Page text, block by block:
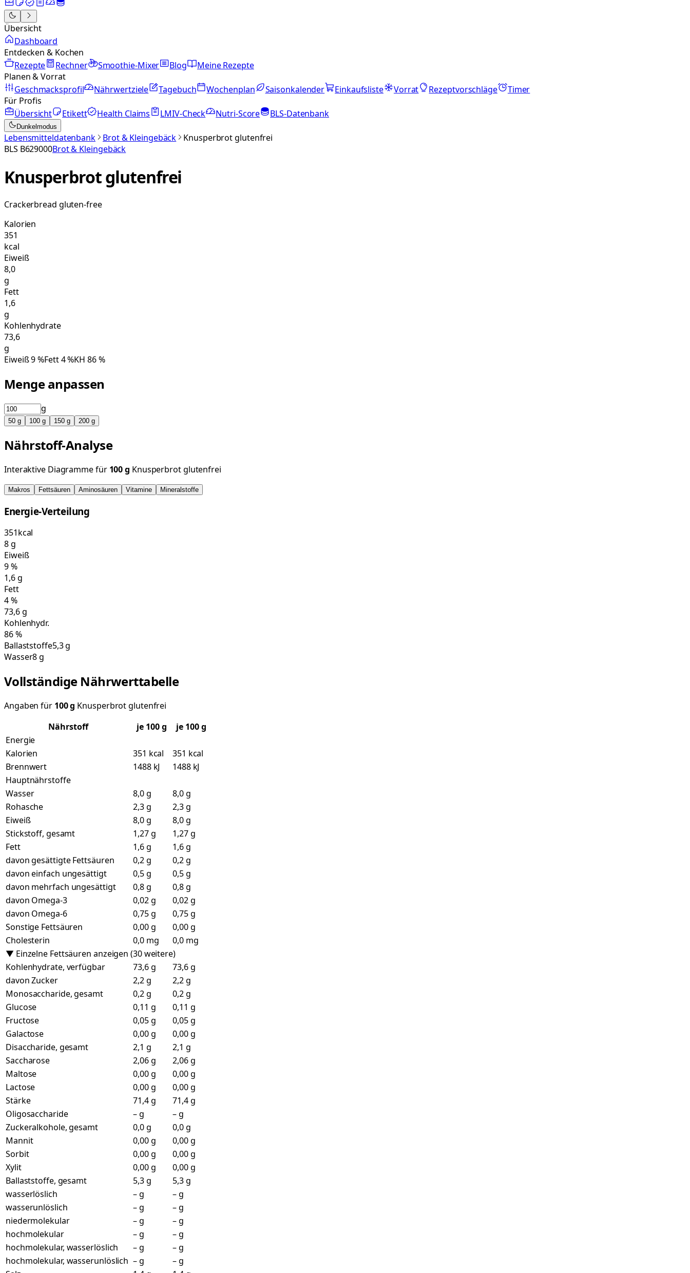
Übersicht
Dashboard
Entdecken & Kochen
Rezepte
Rechner Smoothie-Mixer Blog
Meine Rezepte
Planen & Vorrat
Geschmacksprofil
Nährwertziele Tagebuch Wochenplan Saisonkalender Einkaufsliste Vorrat Rezeptvorschläge
Timer
Für Profis
Übersicht
Etikett Health Claims LMIV-Check Nutri-Score BLS-Datenbank
Dunkelmodus
Lebensmitteldatenbank Brot & Kleingebäck
Knusperbrot glutenfrei
BLS B629000Brot & Kleingebäck
Knusperbrot glutenfrei
Crackerbread gluten-free
Kalorien
351
kcal
Eiweiß
8,0
g
Fett
1,6
g
Kohlenhydrate
73,6
g
Eiweiß9%Fett4%KH86%
Menge anpassen
g
50 g 100 g 150 g 200 g
Nährstoff-Analyse
Interaktive Diagramme für 100g Knusperbrot glutenfrei
Makros Fettsäuren Aminosäuren Vitamine Mineralstoffe
Energie-Verteilung
351kcal
8g
Eiweiß
9%
1,6g
Fett
4%
73,6g
Kohlenhydr.
86%
Ballaststoffe5,3 g
Wasser8 g
Vollständige Nährwerttabelle
Angaben für 100g Knusperbrot glutenfrei
Nährstoff
je 100g
je 100 g
Energie
Kalorien
351 kcal
351 kcal
Brennwert
1488 kJ
1488 kJ
Hauptnährstoffe
Wasser
8,0 g
8,0 g
Rohasche
2,3 g
2,3 g
Eiweiß
8,0 g
8,0 g
Stickstoff, gesamt
1,27 g
1,27 g
Fett
1,6 g
1,6 g
davon gesättigte Fettsäuren
0,2 g
0,2 g
davon einfach ungesättigt
0,5 g
0,5 g
davon mehrfach ungesättigt
0,8 g
0,8 g
davon Omega-3
0,02 g
0,02 g
davon Omega-6
0,75 g
0,75 g
Sonstige Fettsäuren
0,00 g
0,00 g
Cholesterin
0,0 mg
0,0 mg
▼ Einzelne Fettsäuren anzeigen (30 weitere)
Kohlenhydrate, verfügbar
73,6 g
73,6 g
davon Zucker
2,2 g
2,2 g
Monosaccharide, gesamt
0,2 g
0,2 g
Glucose
0,11 g
0,11 g
Fructose
0,05 g
0,05 g
Galactose
0,00 g
0,00 g
Disaccharide, gesamt
2,1 g
2,1 g
Saccharose
2,06 g
2,06 g
Maltose
0,00 g
0,00 g
Lactose
0,00 g
0,00 g
Stärke
71,4 g
71,4 g
Oligosaccharide
– g
– g
Zuckeralkohole, gesamt
0,0 g
0,0 g
Mannit
0,00 g
0,00 g
Sorbit
0,00 g
0,00 g
Xylit
0,00 g
0,00 g
Ballaststoffe, gesamt
5,3 g
5,3 g
wasserlöslich
– g
– g
wasserunlöslich
– g
– g
niedermolekular
– g
– g
hochmolekular
– g
– g
hochmolekular, wasserlöslich
– g
– g
hochmolekular, wasserunlöslich – g
– g